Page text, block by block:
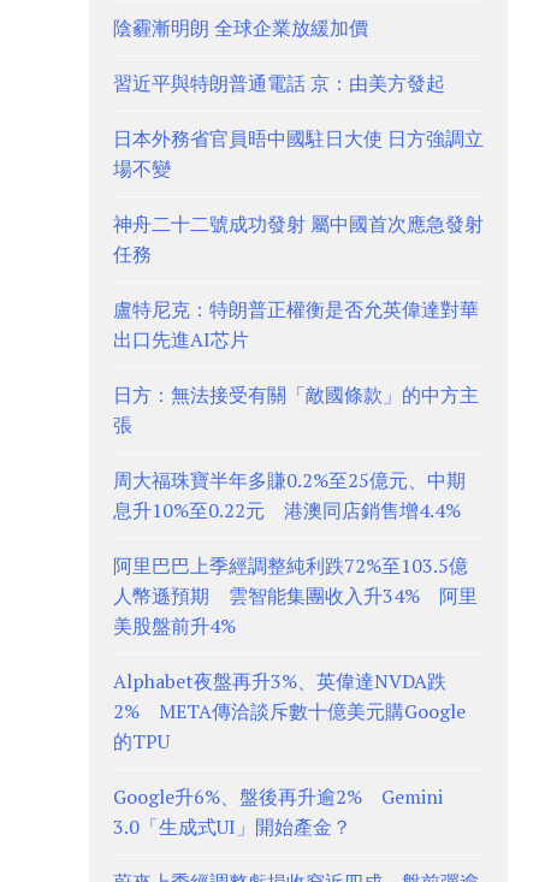
陰霾漸明朗 全球企業放緩加價
習近平與特朗普通電話 京：由美方發起
日本外務省官員晤中國駐日大使 日方強調立
場不變
神舟二十二號成功發射 屬中國首次應急發射
任務
盧特尼克：特朗普正權衡是否允英偉達對華
出口先進AI芯片
日方：無法接受有關「敵國條款」的中方主
張
周大福珠寶半年多賺0.2%至25億元、中期
息升10%至0.22元 港澳同店銷售增4.4%
阿里巴巴上季經調整純利跌72%至103.5億
人幣遜預期 雲智能集團收入升34% 阿里
美股盤前升4%
Alphabet夜盤再升3%、英偉達NVDA跌
2% META傳洽談斥數十億美元購Google
的TPU
Google升6%、盤後再升逾2% Gemini
3.0「生成式UI」開始產金？